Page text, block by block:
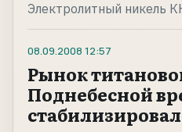
Электролитный никель
08.09.2008 12:57
Рынок
Поднебесной